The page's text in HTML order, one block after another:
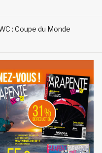
: Coupe du Monde